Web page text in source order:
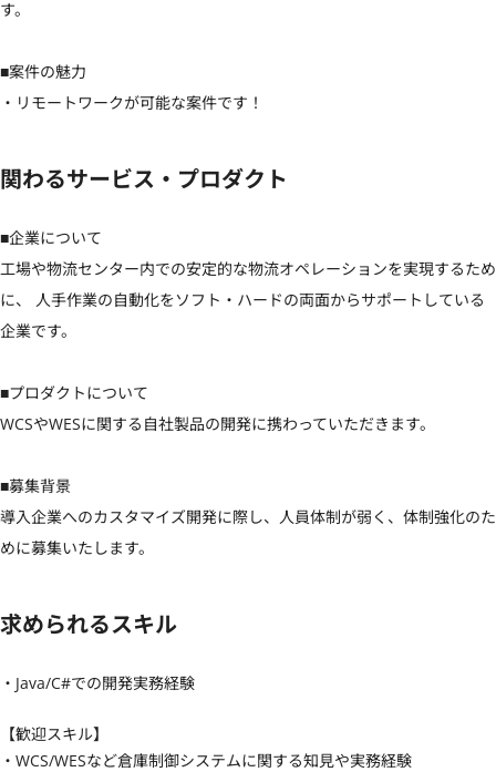
す。
■案件の魅力
・リモートワークが可能な案件です！
関わるサービス・プロダクト
■企業について
工場や物流センター内での安定的な物流オペレーションを実現するため
に、 人手作業の自動化をソフト・ハードの両面からサポートしている
企業です。
■プロダクトについて
WCSやWESに関する自社製品の開発に携わっていただきます。
■募集背景
導入企業へのカスタマイズ開発に際し、人員体制が弱く、体制強化のた
めに募集いたします。
求められるスキル
・Java/C#での開発実務経験
【歓迎スキル】
・WCS/WESなど倉庫制御システムに関する知見や実務経験